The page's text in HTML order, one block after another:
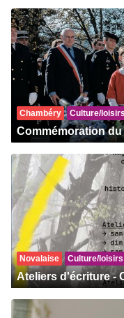
Chambéry Culture/loisirs
Commémoration
Novalaise Culture/loisirs
Ateliers d'écriture -